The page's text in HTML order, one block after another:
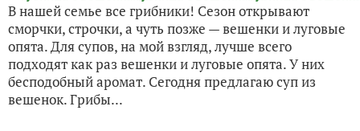
В нашей семье все грибники! Сезон открывают
сморчки, строчки, а чуть позже — вешенки и луговые
опята. Для супов, на мой взгляд, лучше всего
подходят как раз вешенки и луговые опята. У них
бесподобный аромат. Сегодня предлагаю суп из
вешенок. Грибы...